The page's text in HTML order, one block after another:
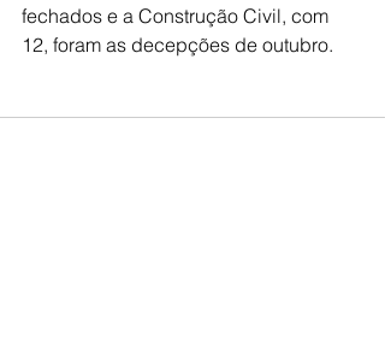
fechados e a Construção Civil, com
12, foram as decepções de outubro.